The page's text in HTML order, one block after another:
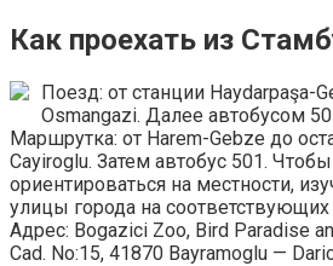
Как проехать из
Поезд: от станции Haydarpaşa-
Osmangazi. Далее автобусом
Маршрутка: от Harem-Gebze до
Cayiroglu. Затем автобус 501.
ориентироваться на местности,
улицы города на соответствующих
Адрес: Bogazici Zoo, Bird Paradise
Cad. No:15, 41870 Bayramoglu —